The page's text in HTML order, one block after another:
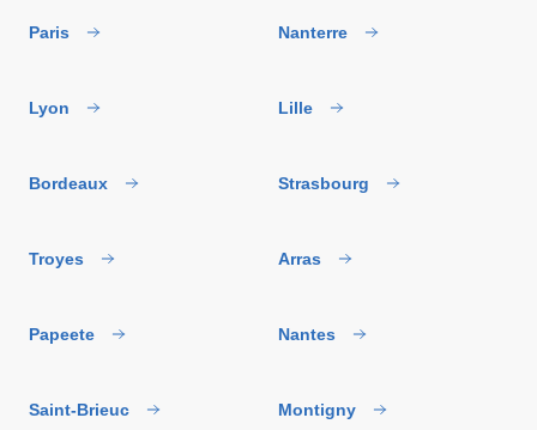
Paris Nanterre
Lyon Lille
Bordeaux Strasbourg
Troyes Arras
Papeete Nantes
Saint-Brieuc Montigny